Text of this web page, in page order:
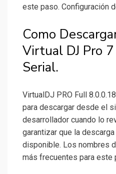
este paso. Configuración
Como
Virtual DJ Pro
Serial.
VirtualDJ PRO Full
para descargar desde el
desarrollador cuando lo
garantizar que la
disponible. Los nombres
más frecuentes para este